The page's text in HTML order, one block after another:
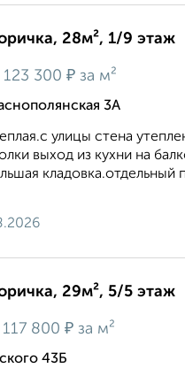
28м², 1/9 этаж
123 300 ₽ за м²
3А
улицы стена
выход из кухни на
кладовка.отдельный
29м², 5/5 этаж
117 800 ₽ за м²
43Б